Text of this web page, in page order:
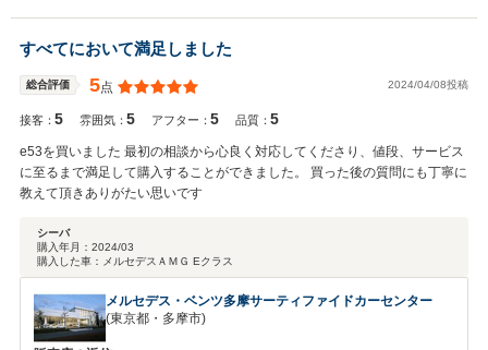
すべてにおいて満足しました
総合評価 5点 2024/04/08投稿
接客：5 雰囲気：5 アフター：5 品質：5
e53を買いました 最初の相談から心良く対応してくださり、値段、サービス
に至るまで満足して購入することができました。 買った後の質問にも丁寧に
教えて頂きありがたい思いです
シーバ
購入年月： 2024/03
購入した車：
メルセデスＡＭＧ Eクラス
メルセデス・ベンツ多摩サーティファイドカーセンター
(東京都・多摩市)